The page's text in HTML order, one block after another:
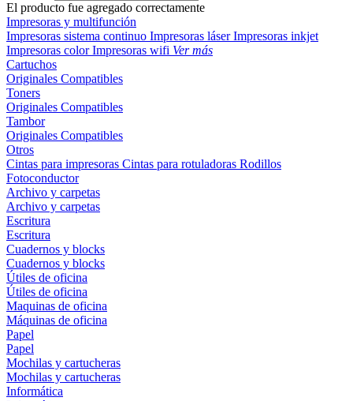
El producto fue agregado correctamente
Impresoras y multifunción
Impresoras sistema continuo Impresoras láserImpresoras inkjet
Impresoras colorImpresoras wifi Ver más
Cartuchos
Originales Compatibles
Toners
Originales Compatibles
Tambor
Originales Compatibles
Otros
Cintas para impresoras Cintas para rotuladoras Rodillos
Fotoconductor
Archivo y carpetas
Archivo y carpetas
Escritura
Escritura
Cuadernos y blocks
Cuadernos y blocks
Útiles de oficina
Útiles de oficina
Maquinas de oficina
Máquinas de oficina
Papel
Papel
Mochilas y cartucheras
Mochilas y cartucheras
Informática